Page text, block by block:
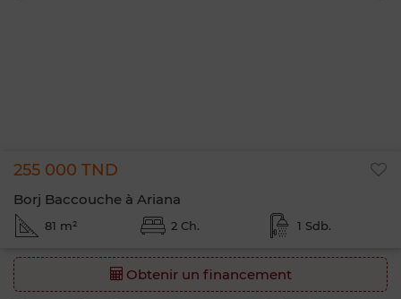
255 000 TND
Borj Baccouche à Ariana
81 m² 2 Ch. 1 Sdb.
Obtenir un financement